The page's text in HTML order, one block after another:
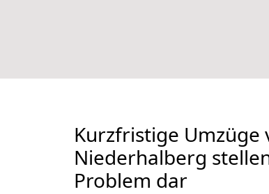
Kurzfristige Umzüge
Niederhalberg
Problem dar